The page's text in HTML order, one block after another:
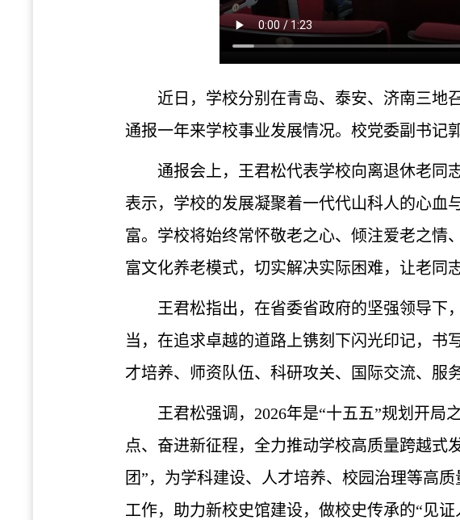
近日，学校分别在青岛、泰安、济南三地
通报一年来学校事业发展情况。校党委副书记
通报会上，王君松代表学校向离退休老同
表示，学校的发展凝聚着一代代山科人的心血
富。学校将始终常怀敬老之心、倾注爱老之情
富文化养老模式，切实解决实际困难，让老同
王君松指出，在省委省政府的坚强领导下
当，在追求卓越的道路上镌刻下闪光印记，书
才培养、师资队伍、科研攻关、国际交流、服
王君松强调，2026年是“十五五”规划开
点、奋进新征程，全力推动学校高质量跨越式
团”，为学科建设、人才培养、校园治理等高
工作，助力新校史馆建设，做校史传承的“见